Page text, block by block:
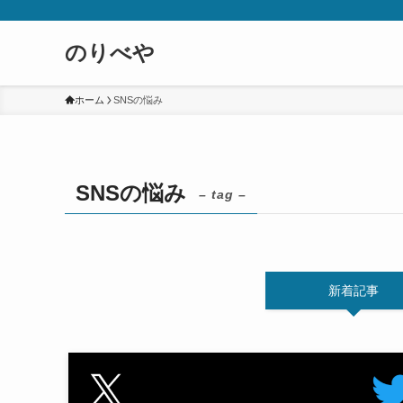
のりべや
ホーム SNSの悩み
SNSの悩み – tag –
新着記事